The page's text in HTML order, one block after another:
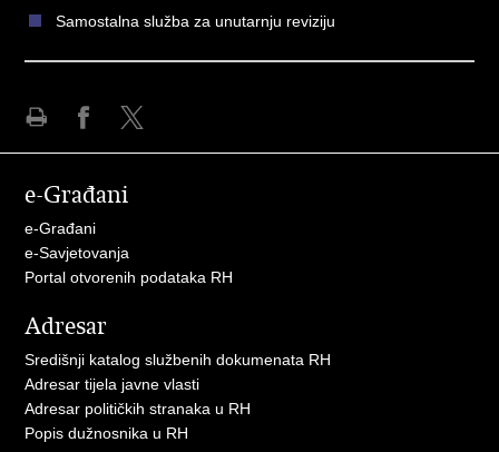
Samostalna služba za unutarnju reviziju
Facebooku
X-
e-Građani
e-Građani
e-Savjetovanja
Portal otvorenih podataka RH
Adresar
Središnji katalog službenih dokumenata RH
Adresar tijela javne vlasti
Adresar političkih stranaka u RH
Popis dužnosnika u RH